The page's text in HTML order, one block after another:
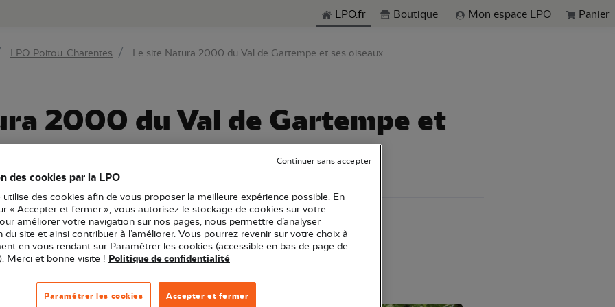
Aller à la rechercheLPO.fr Boutique Mon espace LPO Panier
LPO Poitou-Charentes Le site Natura 2000 du Val de Gartempe et ses oiseaux
2000 du Val de Gartempe et
Charentes Sortie nature 86 - Vienne
Natura 2000 et quelques-uns des oiseaux présents.
des cookies par la LPO
utilise des cookies afin de vous proposer la meilleure expérience possible. En
« Accepter et fermer », vous autorisez le stockage de cookies sur votre
améliorer votre navigation sur nos pages, nous permettre d’analyser
du site et ainsi contribuer à l’améliorer. Vous pourrez revenir sur votre choix à
en vous rendant sur Paramétrer les cookies (accessible en bas de page de
Merci et bonne visite ! Politique de confidentialité
Accepter et fermer
Paramétrer les cookies
Continuer sans accepter